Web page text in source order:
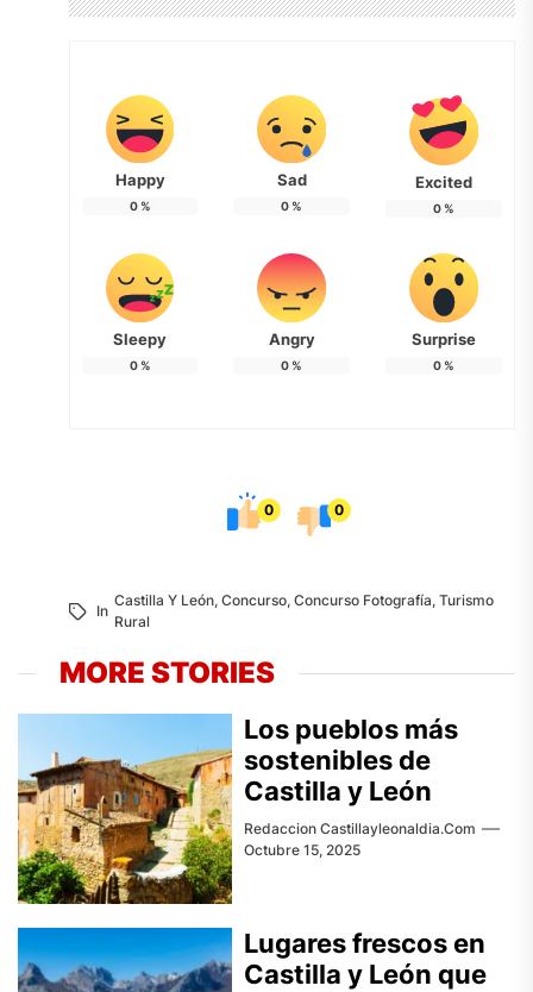
Happy
0%
Sad
0%
Excited
0%
Sleepy
0%
Angry
0%
Surprise
0%
0 0
In
Castilla Y León, Concurso, Concurso Fotografía, Turismo
Rural
MORE STORIES
Los pueblos más
sostenibles de
Castilla y León
Redaccion Castillayleonaldia.com
Octubre 15, 2025
Lugares frescos en
Castilla y León que